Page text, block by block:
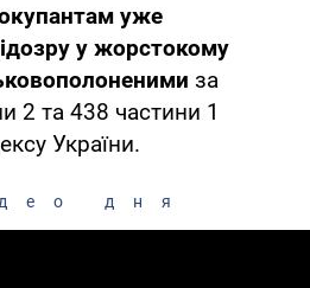
уже
у жорстокому
за
2 та 438 частини 1
України.
дня